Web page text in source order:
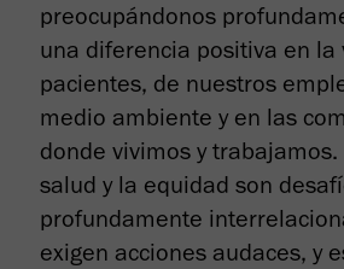
preocupándonos
una diferencia positiva en la
pacientes, de nuestros
medio ambiente y en las
donde vivimos y
salud y la equidad son
profundamente
exigen acciones audaces, y